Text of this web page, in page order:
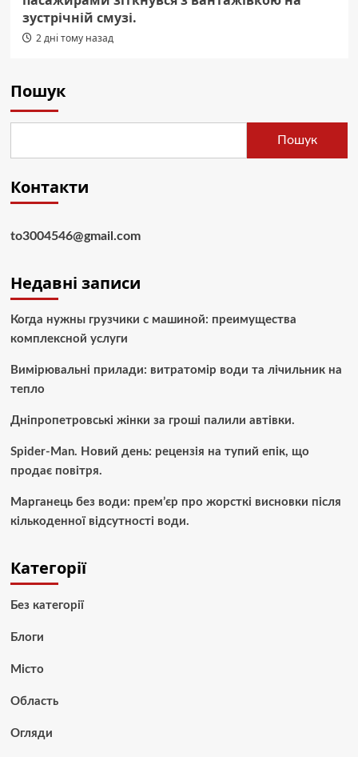
зустрічній смузі.
2 дні тому назад
Пошук
Пошук
Контакти
to3004546@gmail.com
Недавні записи
Когда нужны грузчики с машиной: преимущества
комплексной услуги
Вимірювальні прилади: витратомір води та лічильник на
тепло
Дніпропетровські жінки за гроші палили автівки.
Spider-Man. Новий день: рецензія на тупий епік, що
продає повітря.
Марганець без води: прем’єр про жорсткі висновки після
кількоденної відсутності води.
Категорії
Без категорії
Блоги
Місто
Область
Огляди